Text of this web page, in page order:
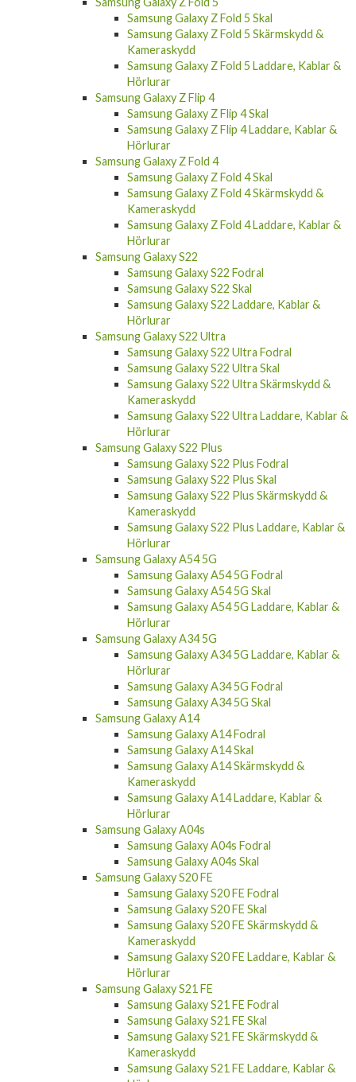
Samsung Galaxy Z Flip 5 Skärmskydd &
Kameraskydd
Samsung Galaxy Z Flip 5 Laddare, Kablar &
Hörlurar
Samsung Galaxy Z Fold 5
Samsung Galaxy Z Fold 5 Skal
Samsung Galaxy Z Fold 5 Skärmskydd &
Kameraskydd
Samsung Galaxy Z Fold 5 Laddare, Kablar &
Hörlurar
Samsung Galaxy Z Flip 4
Samsung Galaxy Z Flip 4 Skal
Samsung Galaxy Z Flip 4 Laddare, Kablar &
Hörlurar
Samsung Galaxy Z Fold 4
Samsung Galaxy Z Fold 4 Skal
Samsung Galaxy Z Fold 4 Skärmskydd &
Kameraskydd
Samsung Galaxy Z Fold 4 Laddare, Kablar &
Hörlurar
Samsung Galaxy S22
Samsung Galaxy S22 Fodral
Samsung Galaxy S22 Skal
Samsung Galaxy S22 Laddare, Kablar &
Hörlurar
Samsung Galaxy S22 Ultra
Samsung Galaxy S22 Ultra Fodral
Samsung Galaxy S22 Ultra Skal
Samsung Galaxy S22 Ultra Skärmskydd &
Kameraskydd
Samsung Galaxy S22 Ultra Laddare, Kablar &
Hörlurar
Samsung Galaxy S22 Plus
Samsung Galaxy S22 Plus Fodral
Samsung Galaxy S22 Plus Skal
Samsung Galaxy S22 Plus Skärmskydd &
Kameraskydd
Samsung Galaxy S22 Plus Laddare, Kablar &
Hörlurar
Samsung Galaxy A54 5G
Samsung Galaxy A54 5G Fodral
Samsung Galaxy A54 5G Skal
Samsung Galaxy A54 5G Laddare, Kablar &
Hörlurar
Samsung Galaxy A34 5G
Samsung Galaxy A34 5G Laddare, Kablar &
Hörlurar
Samsung Galaxy A34 5G Fodral
Samsung Galaxy A34 5G Skal
Samsung Galaxy A14
Samsung Galaxy A14 Fodral
Samsung Galaxy A14 Skal
Samsung Galaxy A14 Skärmskydd &
Kameraskydd
Samsung Galaxy A14 Laddare, Kablar &
Hörlurar
Samsung Galaxy A04s
Samsung Galaxy A04s Fodral
Samsung Galaxy A04s Skal
Samsung Galaxy S20 FE
Samsung Galaxy S20 FE Fodral
Samsung Galaxy S20 FE Skal
Samsung Galaxy S20 FE Skärmskydd &
Kameraskydd
Samsung Galaxy S20 FE Laddare, Kablar &
Hörlurar
Samsung Galaxy S21 FE
Samsung Galaxy S21 FE Fodral